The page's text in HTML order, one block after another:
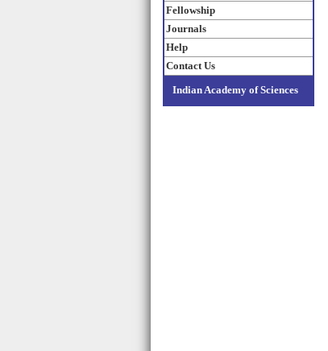
Fellowship
Journals
Help
Contact Us
Indian Academy of Sciences